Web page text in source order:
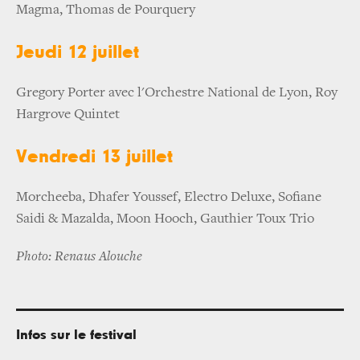
Magma, Thomas de Pourquery
Jeudi 12 juillet
Gregory Porter avec l'Orchestre National de Lyon, Roy
Hargrove Quintet
Vendredi 13 juillet
Morcheeba, Dhafer Youssef, Electro Deluxe, Sofiane
Saidi & Mazalda, Moon Hooch, Gauthier Toux Trio
Photo: Renaus Alouche
Infos sur le festival